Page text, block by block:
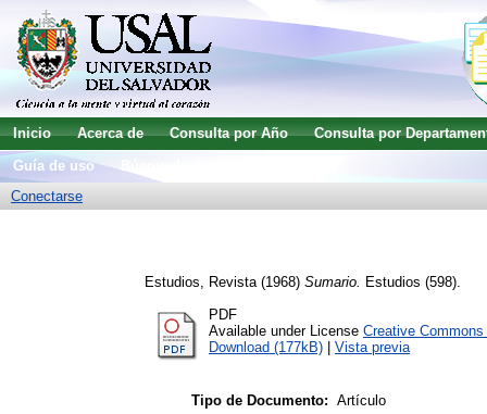
Inicio Acerca de Consulta por Año
Consulta por
Guía de uso
Conectarse
Estudios, Revista (1968) Sumario. Estudios (598).
PDF
Available under License Creative
Download (177kB)
Vista previa
Tipo de Documento: Artículo